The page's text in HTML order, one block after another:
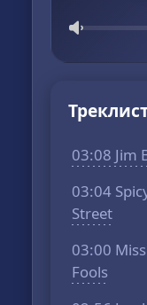
03:08 Jim
03:04
Street
03:00
Fools